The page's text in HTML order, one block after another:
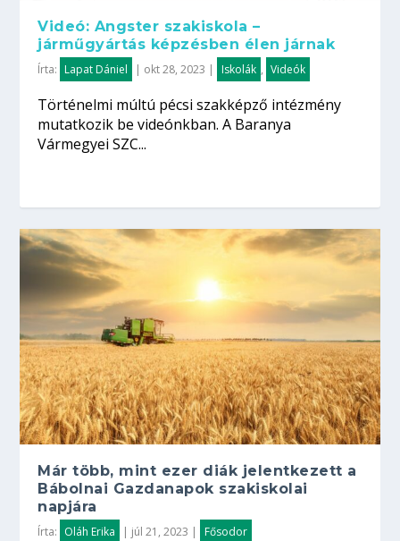
Videó: Angster szakiskola –
járműgyártás képzésben élen járnak
Írta: Lapat Dániel | okt 28, 2023 | Iskolák , Videók
Történelmi múltú pécsi szakképző intézmény
mutatkozik be videónkban. A Baranya
Vármegyei SZC...
Már több, mint ezer diák jelentkezett a
Bábolnai Gazdanapok szakiskolai
napjára
Írta: Oláh Erika | júl 21, 2023 | Fősodor